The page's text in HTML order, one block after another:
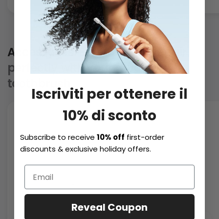
Accessories.Essentials that pair
perfectly with your favorite
toothbrush.
Iscriviti per ottenere il
10% di sconto
Subscribe to receive10% off first-order
discounts & exclusive holiday offers.
Reveal Coupon